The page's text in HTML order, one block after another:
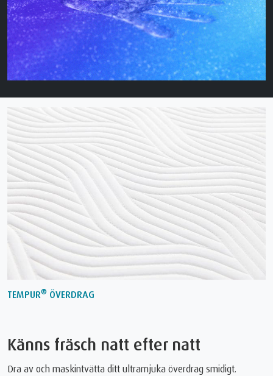
TEMPUR® ÖVERDRAG
Känns fräsch natt efter natt
Dra av och maskintvätta ditt ultramjuka överdrag smidigt.